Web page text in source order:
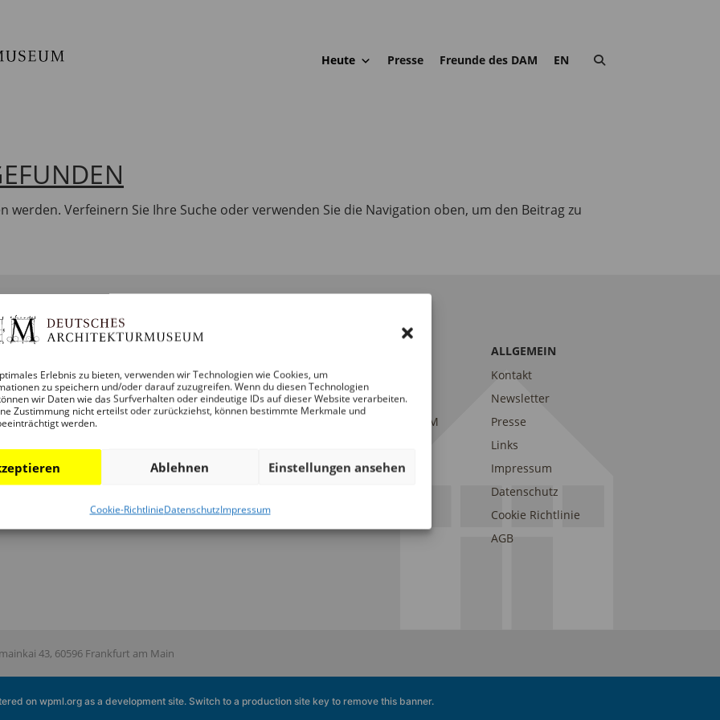
Erlebnis zu bieten, verwenden wir Technologien wie Cookies, um
zu speichern und/oder darauf zuzugreifen. Wenn du diesen Technologien
wir Daten wie das Surfverhalten oder eindeutige IDs auf dieser Website verarbeiten.
Zustimmung nicht erteilst oder zurückziehst, können bestimmte Merkmale und
werden.
Ablehnen Einstellungen ansehen
Cookie-RichtlinieDatenschutzImpressum
Heute Presse Freunde des DAM EN
werden. Verfeinern Sie Ihre Suche oder verwenden Sie die Navigation oben, um den Beitrag zu
Programm
Führungen und
Touren
DAM Archiv
DAM Sammlung
Digital
Team
Freunde des DAM
Unterstützer
ALLGEMEIN
Kontakt
Newsletter
Presse
Links
Impressum
Datenschutz
Cookie Richtlinie
AGB
43, 60596 Frankfurt am Main
on wpml.org as a development site. Switch to a production site key to remove this banner.